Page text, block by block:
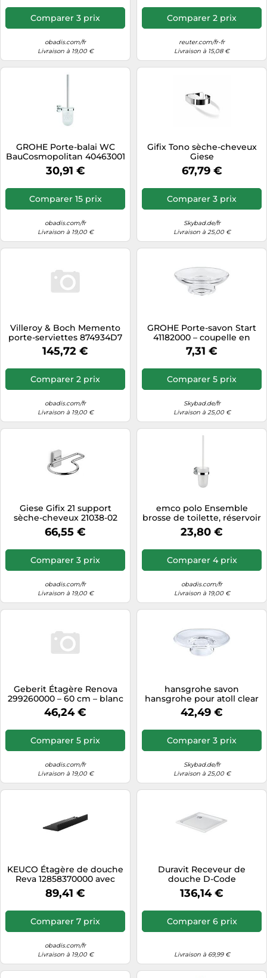
Comparer 3 prix
obadis.com/fr
Livraison à 19,00 €
Comparer 2 prix
reuter.com/fr-fr
Livraison à 15,08 €
GROHE Porte-balai WC
BauCosmopolitan 40463001
chromé modèle mural
30,91 €
Comparer 15 prix
obadis.com/fr
Livraison à 19,00 €
Gifix Tono sèche-cheveux
Giese
67,79 €
Comparer 3 prix
Skybad.de/fr
Livraison à 25,00 €
Villeroy & Boch Memento
porte-serviettes 874934D7
acier inoxydable poli
brillant, pour lave-mains
145,72 €
Comparer 2 prix
obadis.com/fr
Livraison à 19,00 €
GROHE Porte-savon Start
41182000 – coupelle en
verre chromée, compatible
Start et Start Cube
7,31 €
Comparer 5 prix
Skybad.de/fr
Livraison à 25,00 €
Giese Gifix 21 support
sèche-cheveux 21038-02
avec support lisseur
66,55 €
Comparer 3 prix
obadis.com/fr
Livraison à 19,00 €
emco polo Ensemble
brosse de toilette, réservoir
plastique, manche blanc,
071500101
23,80 €
Comparer 4 prix
obadis.com/fr
Livraison à 19,00 €
Geberit Étagère Renova
299260000 – 60 cm – blanc
alpin
46,24 €
Comparer 5 prix
obadis.com/fr
Livraison à 19,00 €
hansgrohe savon
hansgrohe pour atoll clear
40033000
42,49 €
Comparer 3 prix
Skybad.de/fr
Livraison à 25,00 €
KEUCO Étagère de douche
Reva 12858370000 avec
fixation dissimulée noir
mat
89,41 €
Comparer 7 prix
obadis.com/fr
Livraison à 19,00 €
Duravit Receveur de
douche D-Code
rectangulaire 90 x 80 cm
blanc
136,14 €
Comparer 6 prix
Livraison à 69,99 €